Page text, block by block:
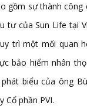
gồm sự thành công
tư của Sun Life tại
trì một mối quan
bảo hiểm nhân
biểu của ông
Cổ phần PVI.